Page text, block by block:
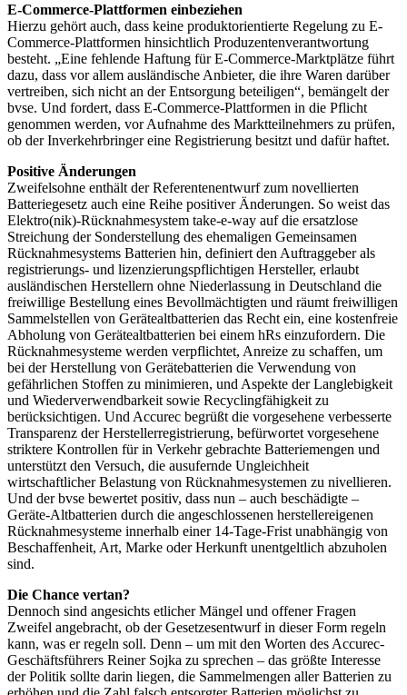
E-Commerce-Plattformen einbeziehen
Hierzu gehört auch, dass keine produktorientierte Regelung zu E-
Commerce-Plattformen hinsichtlich Produzentenverantwortung
besteht. „Eine fehlende Haftung für E-Commerce-Marktplätze führt
dazu, dass vor allem ausländische Anbieter, die ihre Waren darüber
vertreiben, sich nicht an der Entsorgung beteiligen“, bemängelt der
bvse. Und fordert, dass E-Commerce-Plattformen in die Pflicht
genommen werden, vor Aufnahme des Marktteilnehmers zu prüfen,
ob der Inverkehrbringer eine Registrierung besitzt und dafür haftet.
Positive Änderungen
Zweifelsohne enthält der Referentenentwurf zum novellierten
Batteriegesetz auch eine Reihe positiver Änderungen. So weist das
Elektro(nik)-Rücknahmesystem take-e-way auf die ersatzlose
Streichung der Sonderstellung des ehemaligen Gemeinsamen
Rücknahmesystems Batterien hin, definiert den Auftraggeber als
registrierungs- und lizenzierungspflichtigen Hersteller, erlaubt
ausländischen Herstellern ohne Niederlassung in Deutschland die
freiwillige Bestellung eines Bevollmächtigten und räumt freiwilligen
Sammelstellen von Gerätealtbatterien das Recht ein, eine kostenfreie
Abholung von Gerätealtbatterien bei einem hRs einzufordern. Die
Rücknahmesysteme werden verpflichtet, Anreize zu schaffen, um
bei der Herstellung von Gerätebatterien die Verwendung von
gefährlichen Stoffen zu minimieren, und Aspekte der Langlebigkeit
und Wiederverwendbarkeit sowie Recyclingfähigkeit zu
berücksichtigen. Und Accurec begrüßt die vorgesehene verbesserte
Transparenz der Herstellerregistrierung, befürwortet vorgesehene
striktere Kontrollen für in Verkehr gebrachte Batteriemengen und
unterstützt den Versuch, die ausufernde Ungleichheit
wirtschaftlicher Belastung von Rücknahmesystemen zu nivellieren.
Und der bvse bewertet positiv, dass nun – auch beschädigte –
Geräte-Altbatterien durch die angeschlossenen herstellereigenen
Rücknahmesysteme innerhalb einer 14-Tage-Frist unabhängig von
Beschaffenheit, Art, Marke oder Herkunft unentgeltlich abzuholen
sind.
Die Chance vertan?
Dennoch sind angesichts etlicher Mängel und offener Fragen
Zweifel angebracht, ob der Gesetzesentwurf in dieser Form regeln
kann, was er regeln soll. Denn – um mit den Worten des Accurec-
Geschäftsführers Reiner Sojka zu sprechen – das größte Interesse
der Politik sollte darin liegen, die Sammelmengen aller Batterien zu